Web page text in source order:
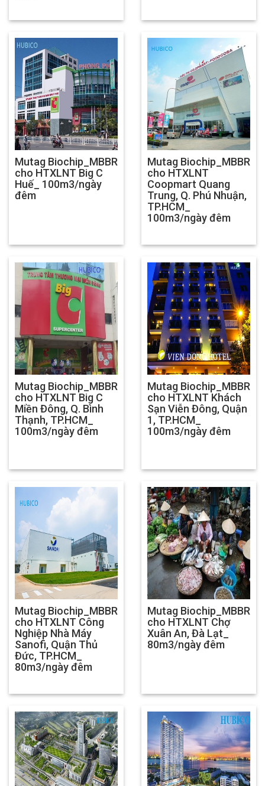
Mutag Biochip_MBBR
cho HTXLNT Big C
Huế_ 100m3/ngày
đêm
Mutag Biochip_MBBR
cho HTXLNT
Coopmart Quang
Trung, Q. Phú Nhuận,
TP.HCM_
100m3/ngày đêm
Mutag Biochip_MBBR
cho HTXLNT Big C
Miền Đông, Q. Bình
Thạnh, TP.HCM_
100m3/ngày đêm
Mutag Biochip_MBBR
cho HTXLNT Khách
Sạn Viễn Đông, Quận
1, TP.HCM_
100m3/ngày đêm
Mutag Biochip_MBBR
cho HTXLNT Công
Nghiệp Nhà Máy
Sanofi, Quận Thủ
Đức, TP.HCM_
80m3/ngày đêm
Mutag Biochip_MBBR
cho HTXLNT Chợ
Xuân An, Đà Lạt_
80m3/ngày đêm